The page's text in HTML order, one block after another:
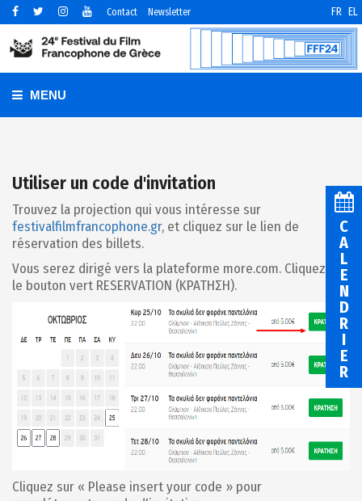
Contact Newsletter FR EL
MENU
Utiliser un code d'invitation
Trouvez la projection qui vous intéresse sur
festivalfilmfrancophone.gr, et cliquez sur le lien de
réservation des billets.
Vous serez dirigé vers la plateforme more.com. Cliquez sur
le bouton vert RESERVATION (ΚΡΑΤΗΣΗ).
Cliquez sur « Please insert your code » pour
C
A
L
E
N
D
R
I
E
R